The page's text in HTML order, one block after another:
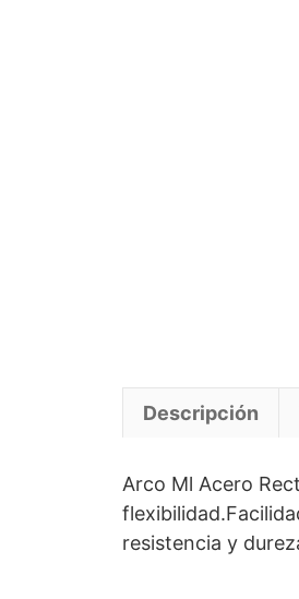
Descripción
Arco Ml Acero
resistencia y